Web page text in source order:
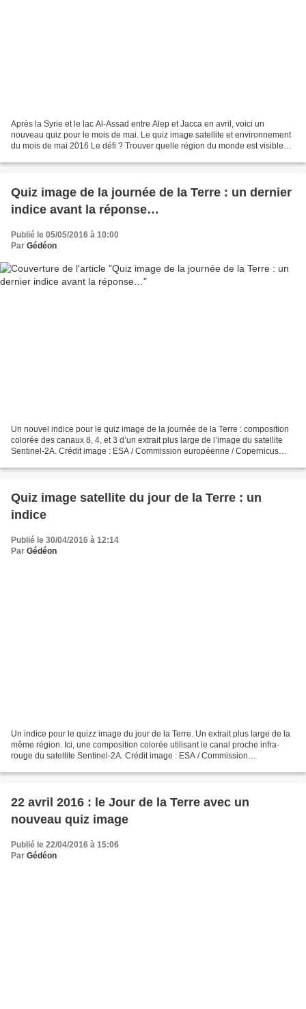
Après la Syrie et le lac Al-Assad entre Alep et Jacca en avril, voici un
nouveau quiz pour le mois de mai. Le quiz image satellite et environnement
du mois de mai 2016 Le défi ? Trouver quelle région du monde est visible
Quiz image de la journée de la Terre : un dernier
indice avant la réponse…
Publié le 05/05/2016 à 10:00
Par Gédéon
Un nouvel indice pour le quiz image de la journée de la Terre : composition
colorée des canaux 8, 4, et 3 d’un extrait plus large de l’image du satellite
Sentinel-2A. Crédit image : ESA / Commission européenne / Copernicus
Quiz image satellite du jour de la Terre : un
indice
Publié le 30/04/2016 à 12:14
Par Gédéon
Un indice pour le quizz image du jour de la Terre. Un extrait plus large de la
même région. Ici, une composition colorée utilisant le canal proche infra-
rouge du satellite Sentinel-2A. Crédit image : ESA / Commission
22 avril 2016 : le Jour de la Terre avec un
nouveau quiz image
Publié le 22/04/2016 à 15:06
Par Gédéon